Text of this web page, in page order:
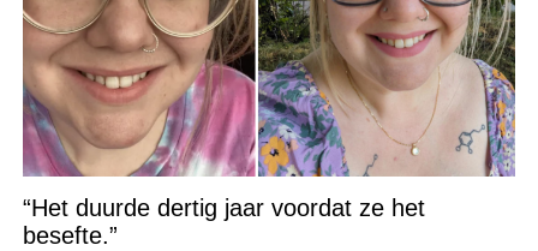
“Het duurde dertig jaar voordat ze het
besefte.”